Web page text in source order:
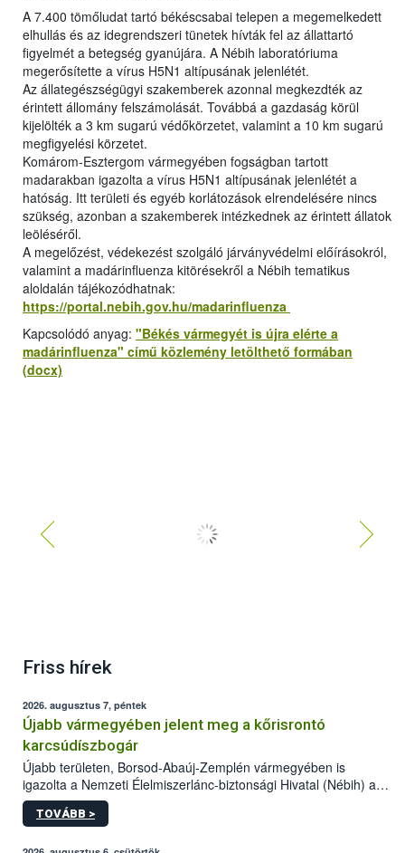
A 7.400 tömőludat tartó békéscsabai telepen a megemelkedett
elhullás és az idegrendszeri tünetek hívták fel az állattartó
figyelmét a betegség gyanújára. A Nébih laboratóriuma
megerősítette a vírus H5N1 altípusának jelenlétét.
Az állategészségügyi szakemberek azonnal megkezdték az
érintett állomány felszámolását. Továbbá a gazdaság körül
kijelölték a 3 km sugarú védőkörzetet, valamint a 10 km sugarú
megfigyelési körzetet.
Komárom-Esztergom vármegyében fogságban tartott
madarakban igazolta a vírus H5N1 altípusának jelenlétét a
hatóság. Itt területi és egyéb korlátozások elrendelésére nincs
szükség, azonban a szakemberek intézkednek az érintett állatok
leöléséről.
A megelőzést, védekezést szolgáló járványvédelmi előírásokról,
valamint a madárinfluenza kitörésekről a Nébih tematikus
aloldalán tájékozódhatnak:
https://portal.nebih.gov.hu/madarinfluenza
Kapcsolódó anyag: "Békés vármegyét is újra elérte a
madárinfluenza" című közlemény letölthető formában
(docx)
Friss hírek
2026. augusztus 7, péntek
Újabb vármegyében jelent meg a kőrisrontó
karcsúdíszbogár
Újabb területen, Borsod-Abaúj-Zemplén vármegyében is
igazolta a Nemzeti Élelmiszerlánc-biztonsági Hivatal (Nébih) a
kőrisrontó karcsúdíszbogár (Agrilus planipennis) jelenlétét. A
kártevőt nem csak színcsapdában találták meg, de már fertőzött
TOVÁBB >